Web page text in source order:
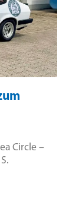
Circle –